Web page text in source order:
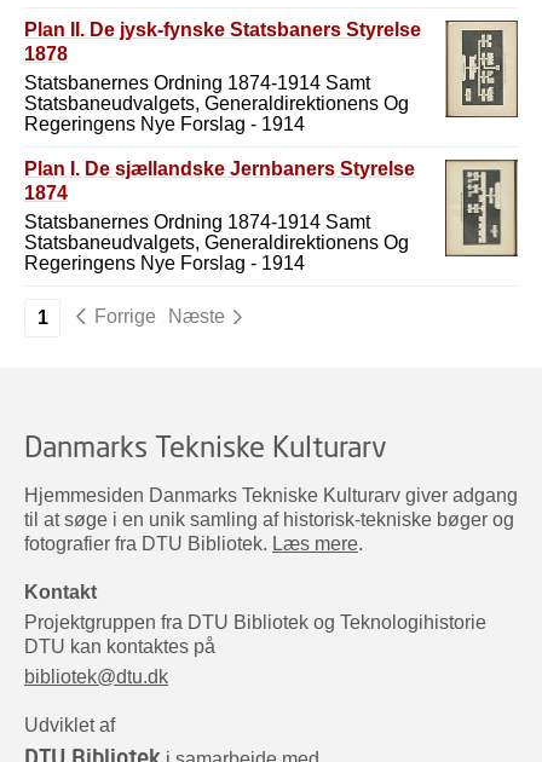
Plan II. De jysk-fynske Statsbaners Styrelse
1878
Statsbanernes Ordning 1874-1914 Samt
Statsbaneudvalgets, Generaldirektionens Og
Regeringens Nye Forslag - 1914
Plan I. De sjællandske Jernbaners Styrelse
1874
Statsbanernes Ordning 1874-1914 Samt
Statsbaneudvalgets, Generaldirektionens Og
Regeringens Nye Forslag - 1914
1 Forrige Næste
Danmarks Tekniske Kulturarv
Hjemmesiden Danmarks Tekniske Kulturarv giver adgang
til at søge i en unik samling af historisk-tekniske bøger og
fotografier fra DTU Bibliotek. Læs mere.
Kontakt
Projektgruppen fra DTU Bibliotek og Teknologihistorie
DTU kan kontaktes på
bibliotek@dtu.dk
Udviklet af